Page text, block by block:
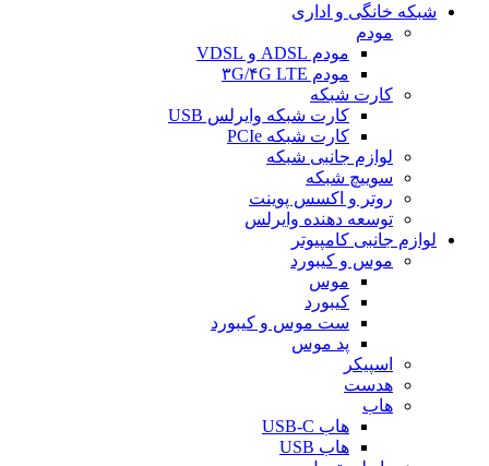
شبکه خانگی و اداری
مودم
مودم ADSL و VDSL
مودم ۳G/۴G LTE
کارت شبکه
کارت شبکه وایرلس USB
کارت شبکه PCIe
لوازم جانبی شبکه
سوییچ شبکه
روتر و اکسس پوینت
توسعه دهنده وایرلس
لوازم جانبی کامپیوتر
موس و کیبورد
موس
کیبورد
ست موس و کیبورد
پد موس
اسپیکر
هدست
هاب
هاب USB-C
هاب USB